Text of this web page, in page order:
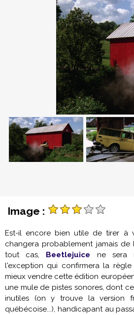
Image :
Est-il encore bien utile de tirer à
changera probablement jamais
tout cas,
Beetlejuice ne sera
l'exception qui confirmera la règle
mieux vendre cette édition
une mule de pistes sonores, dont
inutiles (on y trouve la version
québécoise...), handicapant au